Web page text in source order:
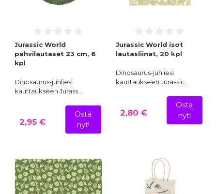
Jurassic World
pahvilautaset 23 cm, 6
kpl
Dinosaurus-juhliesi
kauttaukseen Jurass…
2,95 €
Osta
nyt!
Jurassic World isot
lautasliinat, 20 kpl
Dinosaurus-juhliesi
kauttaukseen Jurassic…
2,80 €
Osta
nyt!